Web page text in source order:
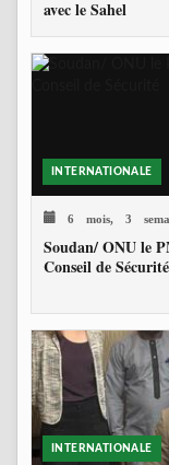
avec le Sahel
INTERNATIONALE
6 mois, 3
Soudan/ ONU le
Conseil de Sécurité
INTERNATIONALE